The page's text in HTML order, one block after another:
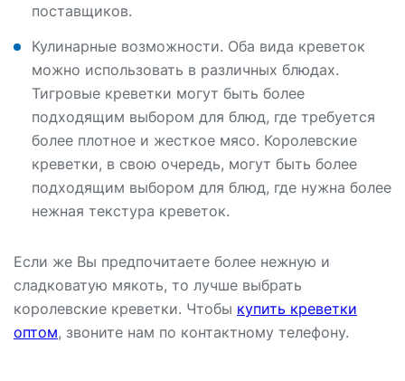
поставщиков.
Кулинарные возможности. Оба вида креветок
можно использовать в различных блюдах.
Тигровые креветки могут быть более
подходящим выбором для блюд, где требуется
более плотное и жесткое мясо. Королевские
креветки, в свою очередь, могут быть более
подходящим выбором для блюд, где нужна более
нежная текстура креветок.
Если же Вы предпочитаете более нежную и
сладковатую мякоть, то лучше выбрать
королевские креветки. Чтобы купить креветки
оптом, звоните нам по контактному телефону.